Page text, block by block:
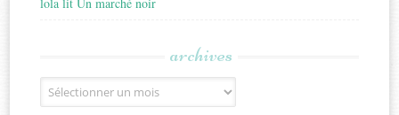
archives
Archives